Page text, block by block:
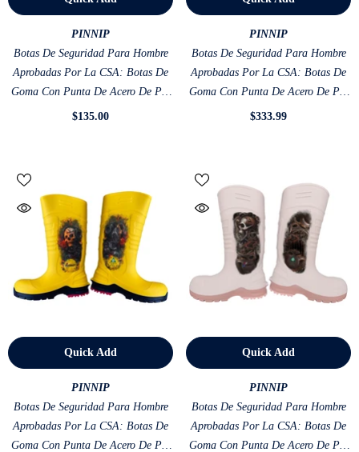
PINNIP
Botas De Seguridad Para Hombre
Aprobadas Por La CSA: Botas De
Goma Con Punta De Acero De PU
Impermeables ASTM F2413-18
$135.00
PINNIP
Botas De Seguridad Para Hombre
Aprobadas Por La CSA: Botas De
Goma Con Punta De Acero De PU
Impermeables ASTM F2413-18
$333.99
Quick Add
PINNIP
Botas De Seguridad Para Hombre
Aprobadas Por La CSA: Botas De
Goma Con Punta De Acero De PU
Quick Add
PINNIP
Botas De Seguridad Para Hombre
Aprobadas Por La CSA: Botas De
Goma Con Punta De Acero De PU